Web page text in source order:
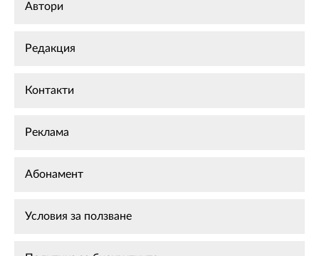
Автори
Редакция
Контакти
Реклама
Абонамент
Условия за ползване